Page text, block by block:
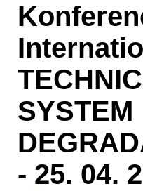
SYSTEM
- 25. 04.